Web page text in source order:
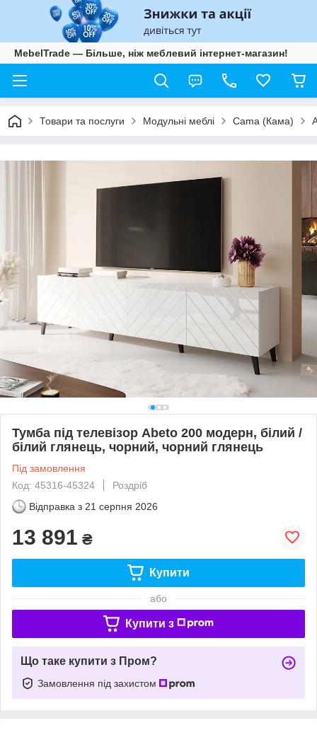
MebelTrade — Більше, ніж меблевий інтернет-магазин!
Товари та послуги Модульні меблі Cama (Кама)
Тумба під телевізор Abeto 200 модерн, білий /
білий глянець, чорний, чорний глянець
Під замовлення
Код: 45316-45324
Роздріб
Відправка з 21 серпня 2026
13 891 ₴
Купити
або
Купити з
Що таке купити з Пром?
Замовлення під захистом